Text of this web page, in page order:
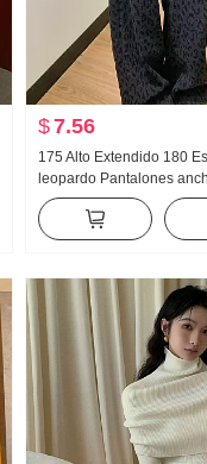
$7.56
175 Alto Extendido 180
leopardo Pantalones
Talle alto Forrado Invierno
Adelgazante Versátil
Sentido Pantalones rectos